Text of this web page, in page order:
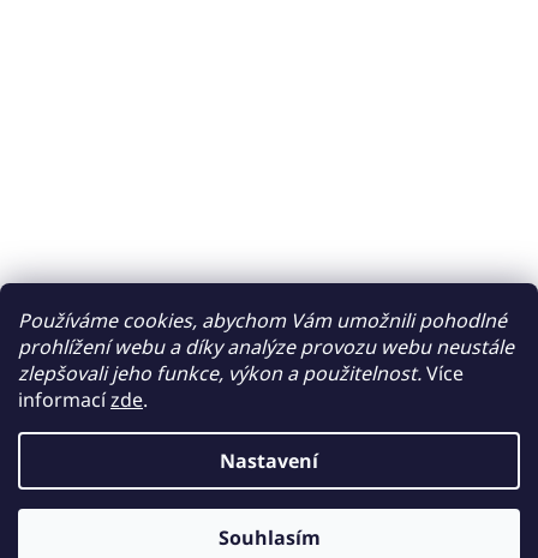
Používáme cookies, abychom Vám umožnili pohodlné
prohlížení webu a díky analýze provozu webu neustále
zlepšovali jeho funkce, výkon a použitelnost.Více
informacízde.
Nastavení
Souhlasím